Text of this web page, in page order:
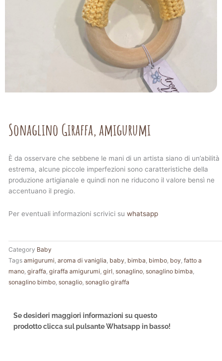
Sonaglino Giraffa, amigurumi
È da osservare che sebbene le mani di un artista siano di un’abilità
estrema, alcune piccole imperfezioni sono caratteristiche della
produzione artigianale e quindi non ne riducono il valore bensì ne
accentuano il pregio.
Per eventuali informazioni scrivici su whatsapp
Category Baby
Tags amigurumi, aroma di vaniglia, baby, bimba, bimbo, boy, fatto a
mano, giraffa, giraffa amigurumi, girl, sonaglino, sonaglino bimba,
sonaglino bimbo, sonaglio, sonaglio giraffa
Se desideri maggiori informazioni su questo
prodotto clicca sul pulsante Whatsapp in basso!